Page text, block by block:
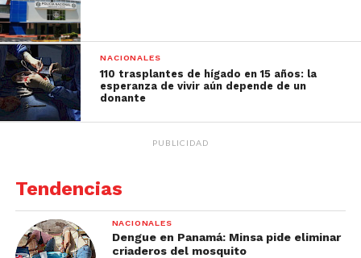
NACIONALES
110 trasplantes de hígado en 15 años: la
esperanza de vivir aún depende de un
donante
PUBLICIDAD
Tendencias
NACIONALES
Dengue en Panamá: Minsa pide eliminar
criaderos del mosquito